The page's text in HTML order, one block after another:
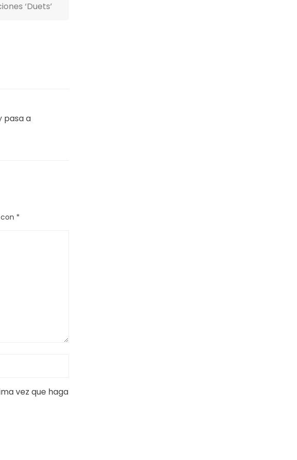
‘Duets’
pasa a
*
vez que haga